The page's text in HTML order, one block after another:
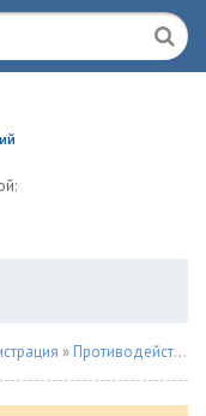
» Противодействие наркомании